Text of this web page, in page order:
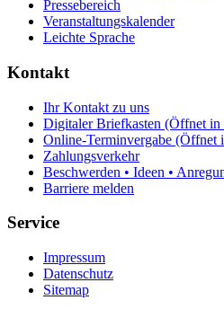
Pressebereich
Veranstaltungskalender
Leichte Sprache
Kontakt
Ihr Kontakt zu uns
Digitaler Briefkasten (Öffnet in
Online-Terminvergabe (Öffnet
Zahlungsverkehr
Beschwerden • Ideen •
Barriere melden
Service
Impressum
Datenschutz
Sitemap